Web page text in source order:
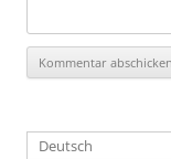
Deutsch